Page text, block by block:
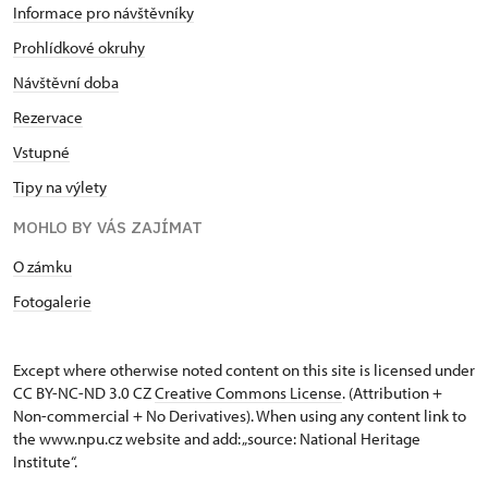
Informace pro návštěvníky
Prohlídkové okruhy
Návštěvní doba
Rezervace
Vstupné
Tipy na výlety
MOHLO BY VÁS ZAJÍMAT
O zámku
Fotogalerie
Except where otherwise noted content on this site is licensed under
CC BY-NC-ND 3.0 CZCreative Commons License. (Attribution +
Non-commercial + No Derivatives). When using any content link to
the www.npu.cz website and add: „source: National Heritage
Institute“.